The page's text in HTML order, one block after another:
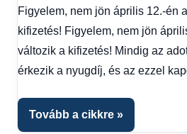
Hírek,
Hírek
Figyelem, nem jön április 12.-én
kifizetés! Figyelem, nem jön
változik a kifizetés! Mindig az
érkezik a nyugdíj, és az ezzel
Tovább a cikkre